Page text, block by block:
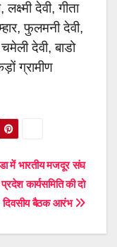
लक्ष्मी देवी, गीता
फुलमनी देवी,
देवी, बाडो
ग्रामीण
में भारतीय मजदूर संघ
कार्यसमिति की दो
दिवसीय बैठक आरंभ